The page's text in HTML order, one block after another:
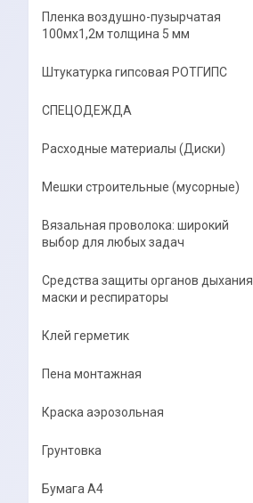
Пленка воздушно-пузырчатая
100мх1,2м толщина 5 мм
Штукатурка гипсовая РОТГИПС
СПЕЦОДЕЖДА
Расходные материалы (Диски)
Мешки строительные (мусорные)
Вязальная проволока: широкий
выбор для любых задач
Средства защиты органов дыхания
маски и респираторы
Клей герметик
Пена монтажная
Краска аэрозольная
Грунтовка
Бумага А4